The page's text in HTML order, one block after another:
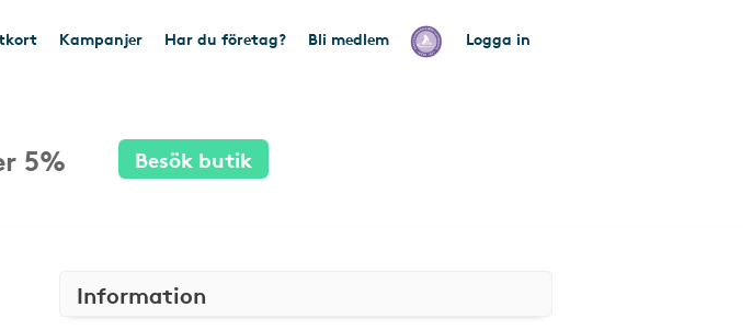
Kampanjer Har du företag? Bli medlem Logga in
5% Besök butik
Information